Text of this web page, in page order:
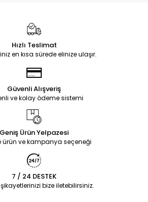
Hızlı Teslimat
en kısa sürede elinize ulaşır.
Güvenli Alışveriş
ve kolay ödeme sistemi
Geniş Ürün Yelpazesi
ürün ve kampanya seçeneği
7 / 24 DESTEK
bize iletebilirsiniz.